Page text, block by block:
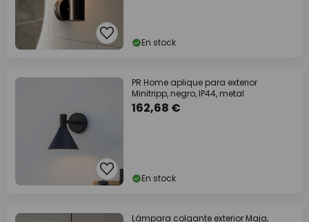
En stock
PR Home aplique para exterior
Minitripp, negro, IP44, metal
162,68 €
En stock
Lámpara colgante exterior Maja,